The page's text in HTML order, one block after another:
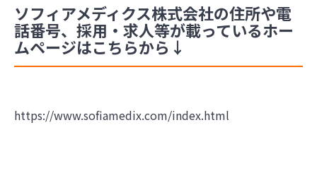
ソフィアメディクス株式会社の住所や電
話番号、採用・求人等が載っているホー
ムページはこちらから↓
https://www.sofiamedix.com/index.html